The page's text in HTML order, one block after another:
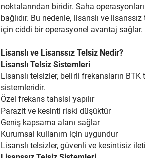
noktalarından biridir. Saha
bağlıdır. Bu nedenle, lisanslı ve
için ciddi bir operasyonel avantaj sağlar.
Lisanslı ve Lisanssız Telsiz Nedir?
Lisanslı Telsiz Sistemleri
Lisanslı telsizler, belirli frekansların
sistemleridir.
Özel frekans tahsisi yapılır
Parazit ve kesinti riski düşüktür
Geniş kapsama alanı sağlar
Kurumsal kullanım için uygundur
Lisanslı telsizler, güvenli ve kesintisiz